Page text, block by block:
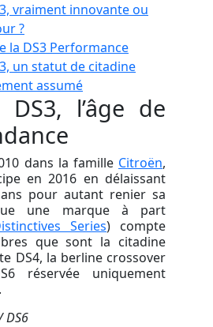
vraiment innovante ou
?
la DS3 Performance
un statut de citadine
assumé
DS3, l’âge de
dans la famille Citroën,
en 2016 en délaissant
pour autant renier sa
une marque à part
Series) compte
que sont la citadine
DS4, la berline crossover
réservée uniquement
DS6